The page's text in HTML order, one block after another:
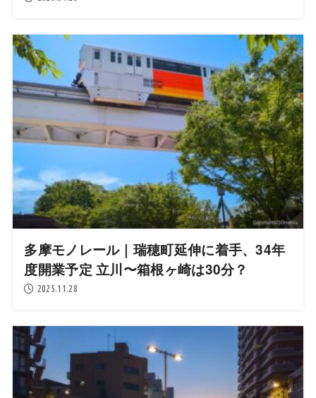
多摩モノレール｜瑞穂町延伸に着手、34年
度開業予定 立川〜箱根ヶ崎は30分？
2025.11.28